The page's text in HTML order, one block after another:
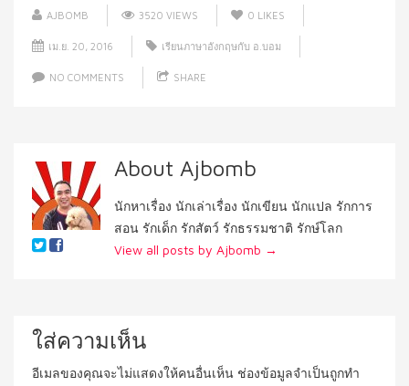
AJBOMB 3520 VIEWS 0 LIKES
เม.ย. 20, 2016 เรียนภาษาอังกฤษกับ อ.บอม
NO COMMENTS SHARE
About Ajbomb
นักหาเรื่อง นักเล่าเรื่อง นักเขียน นักแปล รักการ
สอน รักเด็ก รักสัตว์ รักธรรมชาติ รักษ์โลก
View all posts by Ajbomb →
ใส่ความเห็น
อีเมลของคุณจะไม่แสดงให้คนอื่นเห็น ช่องข้อมูลจำเป็นถูกทำ